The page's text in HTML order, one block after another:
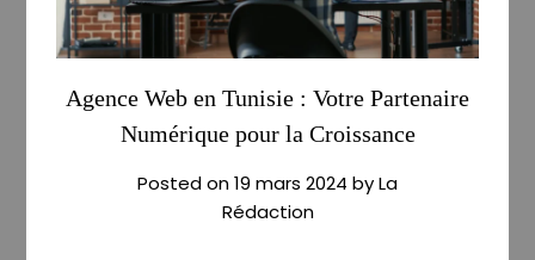
Agence Web en Tunisie : Votre Partenaire
Numérique pour la Croissance
Posted on19 mars 2024 byLa
Rédaction